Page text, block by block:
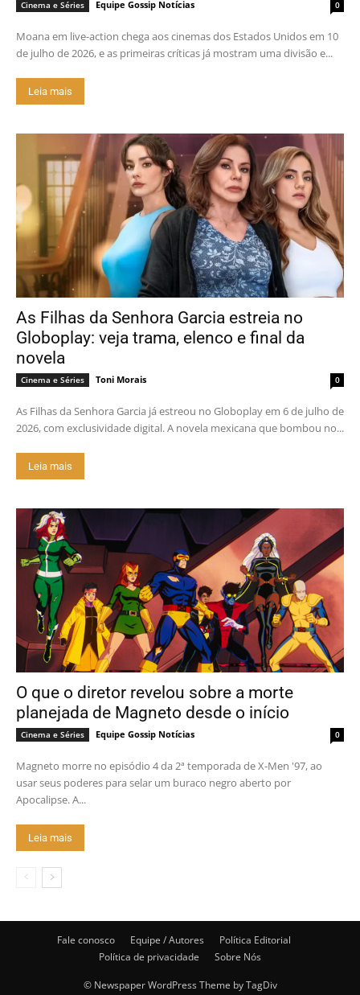
Cinema e Séries Equipe Gossip Notícias 0
Moana em live-action chega aos cinemas dos Estados Unidos em 10
de julho de 2026, e as primeiras críticas já mostram uma divisão e...
Leia mais
As Filhas da Senhora Garcia estreia no
Globoplay: veja trama, elenco e final da
novela
Cinema e Séries Toni Morais 0
As Filhas da Senhora Garcia já estreou no Globoplay em 6 de julho de
2026, com exclusividade digital. A novela mexicana que bombou no...
Leia mais
O que o diretor revelou sobre a morte
planejada de Magneto desde o início
Cinema e Séries Equipe Gossip Notícias 0
Magneto morre no episódio 4 da 2ª temporada de X-Men '97, ao
usar seus poderes para selar um buraco negro aberto por
Apocalipse. A...
Leia mais
Fale conosco Equipe / Autores
Política Editorial
Política de privacidade
Sobre Nós
© Newspaper WordPress Theme by TagDiv